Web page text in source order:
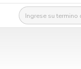
Buscar: